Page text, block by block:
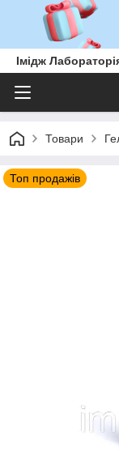
Імідж
Товари
Топ продажів